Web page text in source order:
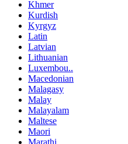
Khmer
Kurdish
Kyrgyz
Latin
Latvian
Lithuanian
Luxembou..
Macedonian
Malagasy
Malay
Malayalam
Maltese
Maori
Marathi